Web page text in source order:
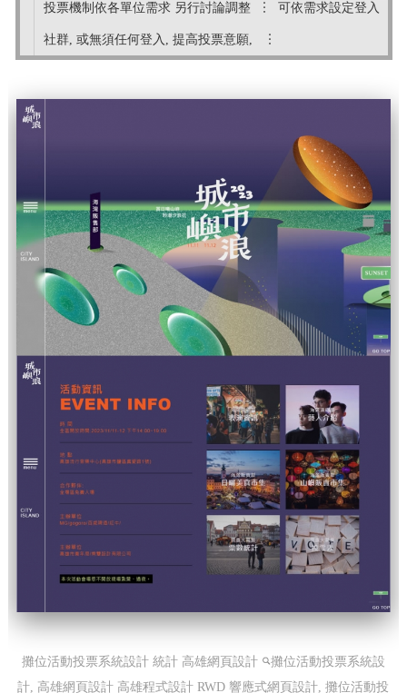
投票機制依各單位需求 另行討論調整 ︙ 可依需求設定登入
社群, 或無須任何登入, 提高投票意願, ︙
攤位活動投票系統設計 統計 高雄網頁設計
攤位活動投票系統設
計, 高雄網頁設計 高雄程式設計 RWD 響應式網頁設計, 攤位活動投